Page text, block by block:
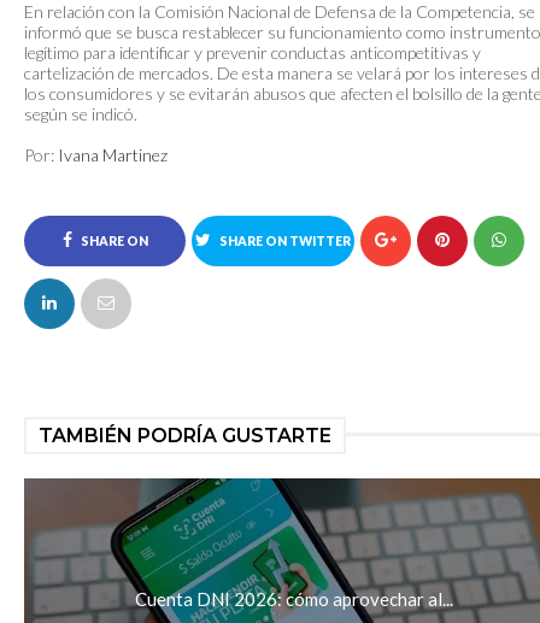
En relación con la Comisión Nacional de Defensa de la Competencia, se
informó que se busca restablecer su funcionamiento como instrumento
legítimo para identificar y prevenir conductas anticompetitivas y
cartelización de mercados. De esta manera se velará por los intereses
los consumidores y se evitarán abusos que afecten el bolsillo de la
según se indicó.
Por: Ivana Martinez
SHARE ON
FACEBOOK
SHARE ON TWITTER
TAMBIÉN PODRÍA GUSTARTE
Cuenta DNI 2026: cómo aprovechar al...